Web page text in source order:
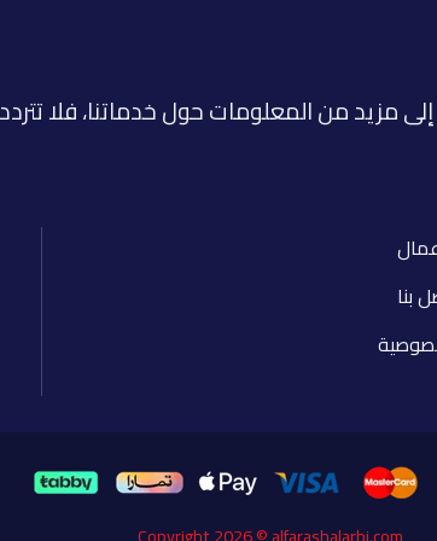
مزيد من المعلومات حول خدماتنا، فلا
بنا